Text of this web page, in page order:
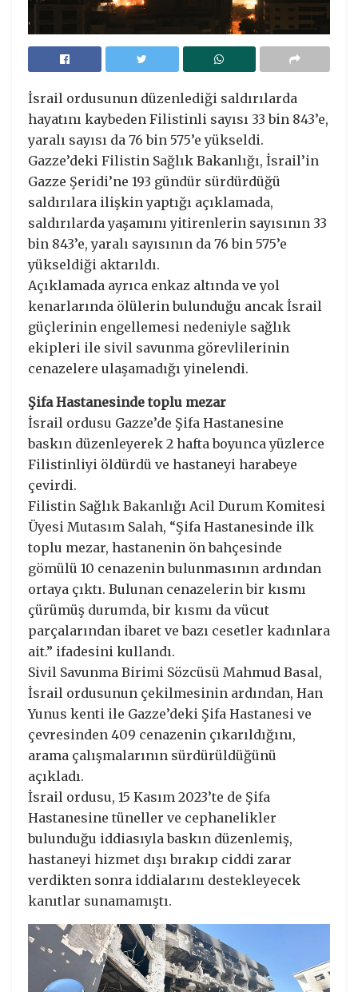
İsrail ordusunun düzenlediği saldırılarda
hayatını kaybeden Filistinli sayısı 33 bin 843’e,
yaralı sayısı da 76 bin 575’e yükseldi.
Gazze’deki Filistin Sağlık Bakanlığı, İsrail’in
Gazze Şeridi’ne 193 gündür sürdürdüğü
saldırılara ilişkin yaptığı açıklamada,
saldırılarda yaşamını yitirenlerin sayısının 33
bin 843’e, yaralı sayısının da 76 bin 575’e
yükseldiği aktarıldı.
Açıklamada ayrıca enkaz altında ve yol
kenarlarında ölülerin bulunduğu ancak İsrail
güçlerinin engellemesi nedeniyle sağlık
ekipleri ile sivil savunma görevlilerinin
cenazelere ulaşamadığı yinelendi.
Şifa Hastanesinde toplu mezar
İsrail ordusu Gazze’de Şifa Hastanesine
baskın düzenleyerek 2 hafta boyunca yüzlerce
Filistinliyi öldürdü ve hastaneyi harabeye
çevirdi.
Filistin Sağlık Bakanlığı Acil Durum Komitesi
Üyesi Mutasım Salah, “Şifa Hastanesinde ilk
toplu mezar, hastanenin ön bahçesinde
gömülü 10 cenazenin bulunmasının ardından
ortaya çıktı. Bulunan cenazelerin bir kısmı
çürümüş durumda, bir kısmı da vücut
parçalarından ibaret ve bazı cesetler kadınlara
ait.” ifadesini kullandı.
Sivil Savunma Birimi Sözcüsü Mahmud Basal,
İsrail ordusunun çekilmesinin ardından, Han
Yunus kenti ile Gazze’deki Şifa Hastanesi ve
çevresinden 409 cenazenin çıkarıldığını,
arama çalışmalarının sürdürüldüğünü
açıkladı.
İsrail ordusu, 15 Kasım 2023’te de Şifa
Hastanesine tüneller ve cephanelikler
bulunduğu iddiasıyla baskın düzenlemiş,
hastaneyi hizmet dışı bırakıp ciddi zarar
verdikten sonra iddialarını destekleyecek
kanıtlar sunamamıştı.